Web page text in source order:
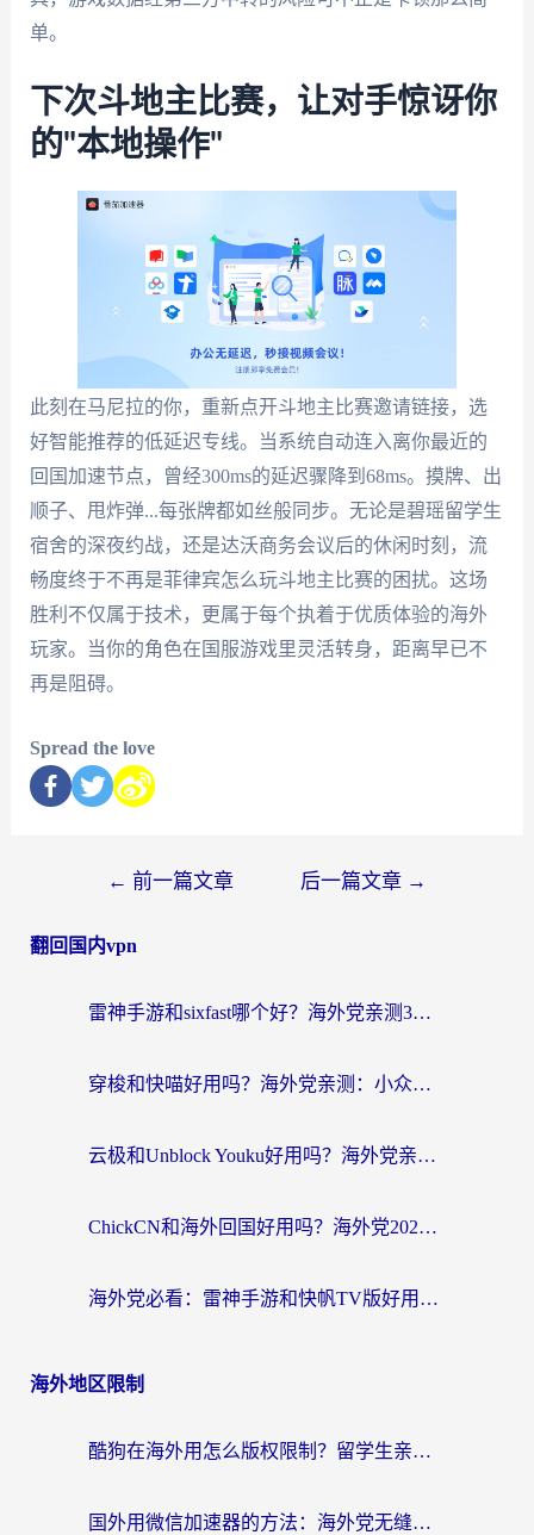
单。
下次斗地主比赛，让对手惊讶你
的"本地操作"
此刻在马尼拉的你，重新点开斗地主比赛邀请链接，选
好智能推荐的低延迟专线。当系统自动连入离你最近的
回国加速节点，曾经300ms的延迟骤降到68ms。摸牌、出
顺子、甩炸弹...每张牌都如丝般同步。无论是碧瑶留学生
宿舍的深夜约战，还是达沃商务会议后的休闲时刻，流
畅度终于不再是菲律宾怎么玩斗地主比赛的困扰。这场
胜利不仅属于技术，更属于每个执着于优质体验的海外
玩家。当你的角色在国服游戏里灵活转身，距离早已不
再是阻碍。
Spread the love
← 前一篇文章 后一篇文章 →
翻回国内vpn
雷神手游和sixfast哪个好？海外党亲测3款回国加速器，教你选对不踩坑
穿梭和快喵好用吗？海外党亲测：小众加速器对比+番茄加速器深度体验
云极和Unblock Youku好用吗？海外党亲测+2026回国加速器避坑指南
ChickCN和海外回国好用吗？海外党2026亲测：从手游到影音，选对加速器的3个关键
海外党必看：雷神手游和快帆TV版好用吗？3步选对回国加速器不踩坑
海外地区限制
酷狗在海外用怎么版权限制？留学生亲测：3步解决听国内音乐难题
国外用微信加速器的方法：海外党无缝连接国内生活的实用指南